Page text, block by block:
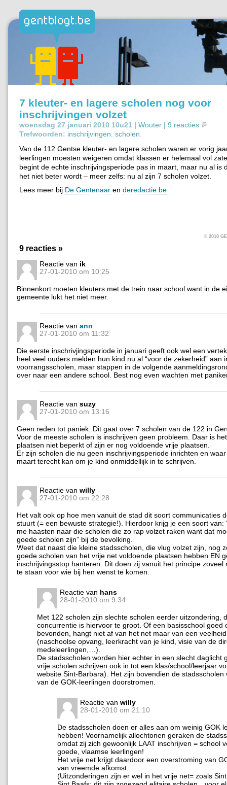
7 kleuter- en lagere scholen nog voor
inschrijvingen volzet
woensdag 27 januari 2010 10u21 | Wouter | 9 reacties
Trefwoorden: inschrijvingen scholen
Van de 112 Gentse kleuter- en lagere scholen waren er vorig
leerlingen moesten weigeren omdat klassen er helemaal vol
begint de echte inschrijvingsperiode pas in maart, maar nu al is
het niet beter wordt – meer zelfs: nu al zijn 7 scholen volzet.
Lees meer bij De Gentenaar en deredactie.be
© 2010
9 reacties »
Reactie van ik
27-01-2010 om 10:25
Binnenkort moeten kleuters met de trein naar school want in de
gemeente lukt het niet meer.
Reactie van ann
27-01-2010 om 11:32
Die eerste inschrivjingsperiode in januari geeft ook wel een
heel veel ouders melden hun kind nu al “voor de zekerheid” aan
voorrangsscholen, maar stappen in de volgende
over naar een andere school. Best nog even wachten met
Reactie van suzy
27-01-2010 om 13:16
Geen reden tot paniek. Dit gaat over 7 scholen van de 122 in
Voor de meeste scholen is inschrijven geen probleem. Daar is
plaatsen niet beperkt of zijn er nog voldoende vrije plaatsen.
Er zijn scholen die nu geen inschrijvingsperiode inrichten en
maart terecht kan om je kind onmiddellijk in te schrijven.
Reactie van willy
27-01-2010 om 22:28
Het valt ook op hoe men vanuit de stad dit soort communicaties
stuurt (= een bewuste strategie!). Hierdoor krijg je een soort van:
me haasten naar die scholen die zo rap volzet raken want dat
goede scholen zijn” bij de bevolking.
Weet dat naast die kleine stadsscholen, die vlug volzet zijn, nog
goede scholen van het vrije net voldoende plaatsen hebben EN
inschrijvingsstop hanteren. Dit doen zij vanuit het principe zoveel
te staan voor wie bij hen wenst te komen.
Reactie van hans
28-01-2010 om 9:34
Met 122 scholen zijn slechte scholen eerder uitzondering,
concurrentie is hiervoor te groot. Of een basisschool goed
bevonden, hangt niet af van het net maar van een
(naschoolse opvang, leerkracht van je kind, visie van de
medeleerlingen,…).
De stadsscholen worden hier echter in een slecht daglicht
vrije scholen schrijven ook in tot een klas/school/leerjaar
website Sint-Barbara). Het zijn bovendien de stadsscholen
van de GOK-leerlingen doorstromen.
Reactie van willy
28-01-2010 om 21:10
De stadsscholen doen er alles aan om weinig GOK
hebben! Voornamelijk allochtonen geraken de
omdat zij zich gewoonlijk LAAT inschrijven = school
goede, vlaamse leerlingen!
Het vrije net krijgt daardoor een overstroming van
van vreemde afkomst.
(Uitzonderingen zijn er wel in het vrije net= zoals